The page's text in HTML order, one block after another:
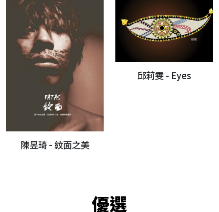
陳昱琦 - 紋面之美
邱莉雯 - Eyes
優選